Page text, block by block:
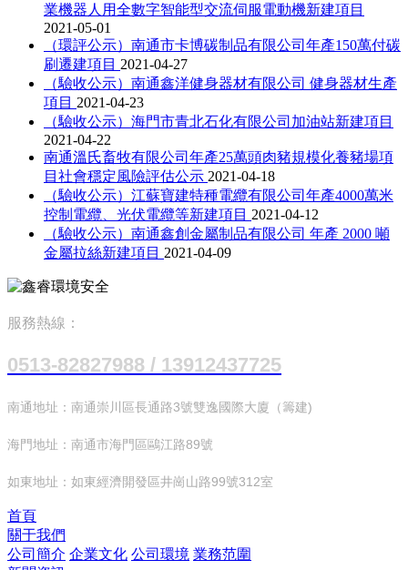
業機器人用全數字智能型交流伺服電動機新建項目
2021-05-01
（環評公示）南通市卡博碳制品有限公司年產150萬付碳
刷遷建項目 2021-04-27
（驗收公示）南通鑫洋健身器材有限公司 健身器材生產
項目 2021-04-23
（驗收公示）海門市青北石化有限公司加油站新建項目
2021-04-22
南通溫氏畜牧有限公司年產25萬頭肉豬規模化養豬場項
目社會穩定風險評估公示 2021-04-18
（驗收公示）江蘇寶建特種電纜有限公司年產4000萬米
控制電纜、光伏電纜等新建項目 2021-04-12
（驗收公示）南通鑫創金屬制品有限公司 年產 2000 噸
金屬拉絲新建項目 2021-04-09
服務熱線：
0513-82827988 / 13912437725
南通地址：南通崇川區長通路3號雙逸國際大廈（籌建)
海門地址：南通市海門區鷗江路89號
如東地址：如東經濟開發區井崗山路99號312室
首頁
關于我們
公司簡介 企業文化 公司環境 業務范圍